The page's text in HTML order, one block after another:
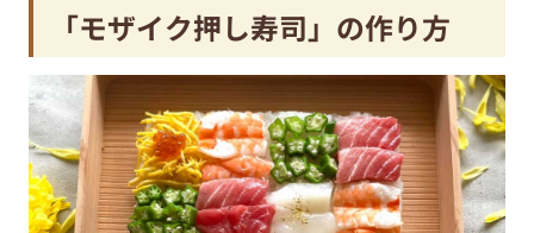
「モザイク押し寿司」の作り方